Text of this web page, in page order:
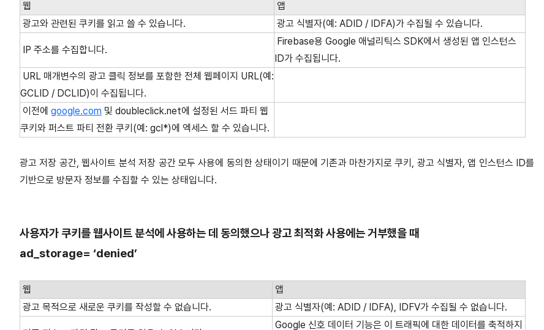
웹
앱
광고와 관련된 쿠키를 읽고 쓸 수 있습니다.
광고 식별자(예: ADID / IDFA)가 수집될 수 있습니다.
IP 주소를 수집합니다.
Firebase용 Google 애널리틱스 SDK에서 생성된 앱 인스턴스
ID가 수집됩니다.
URL 매개변수의 광고 클릭 정보를 포함한 전체 웹페이지 URL(예:
GCLID / DCLID)이 수집됩니다.
이전에 google.com 및 doubleclick.net에 설정된 서드 파티 웹
쿠키와 퍼스트 파티 전환 쿠키(예: gcl*)에 엑세스 할 수 있습니다.
광고 저장 공간, 웹사이트 분석 저장 공간 모두 사용에 동의한 상태이기 때문에 기존과 마찬가지로 쿠키, 광고 식별자, 앱 인스턴스 ID를
기반으로 방문자 정보를 수집할 수 있는 상태입니다.
사용자가 쿠키를 웹사이트 분석에 사용하는 데 동의했으나 광고 최적화 사용에는 거부했을 때
ad_storage= ‘denied’
웹
앱
광고 목적으로 새로운 쿠키를 작성할 수 없습니다.
광고 식별자(예: ADID / IDFA), IDFV가 수집될 수 없습니다.
Google 신호 데이터 기능은 이 트래픽에 대한 데이터를 축적하지